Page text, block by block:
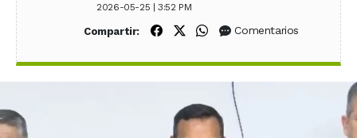
2026-05-25 | 3:52 PM
Compartir: Compartir en Facebook
Compartir en X (Twitter)
Compartir en WhatsApp
Comentarios